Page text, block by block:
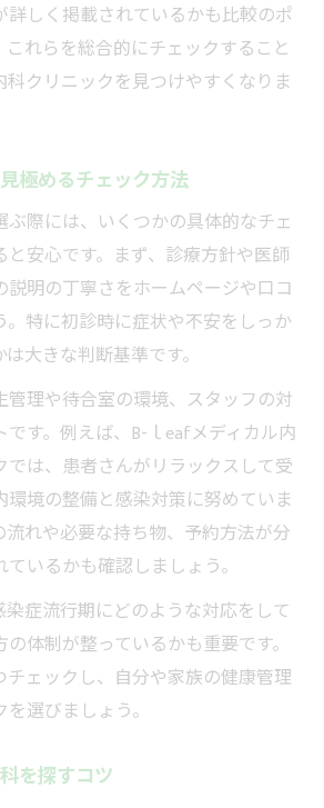
しく掲載されているかも比較のポ
れらを総合的にチェックすること
クリニックを見つけやすくなりま
極めるチェック方法
ぶ際には、いくつかの具体的なチェ
と安心です。まず、診療方針や医師
説明の丁寧さをホームページや口コ
。特に初診時に症状や不安をしっか
大きな判断基準です。
管理や待合室の環境、スタッフの対
す。例えば、B-ｌeafメディカル内
は、患者さんがリラックスして受
境の整備と感染対策に努めていま
流れや必要な持ち物、予約方法が分
いるかも確認しましょう。
症流行期にどのような対応をして
体制が整っているかも重要です。
チェックし、自分や家族の健康管理
選びましょう。
を探すコツ